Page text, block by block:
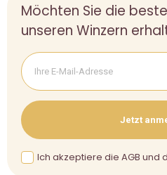
Möchten Sie die
unseren Winzern
Jetzt
Ich akzeptiere die AGB und